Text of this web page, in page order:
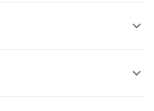
keyboard_arrow_up
keyboard_arrow_up